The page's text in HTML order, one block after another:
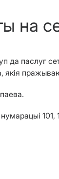
на
да паслуг
якія